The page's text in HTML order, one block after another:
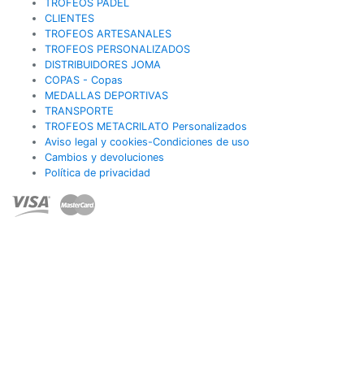
TROFEOS PADEL
CLIENTES
TROFEOS ARTESANALES
TROFEOS PERSONALIZADOS
DISTRIBUIDORES JOMA
COPAS - Copas
MEDALLAS DEPORTIVAS
TRANSPORTE
TROFEOS METACRILATO Personalizados
Aviso legal y cookies-Condiciones de uso
Cambios y devoluciones
Política de privacidad